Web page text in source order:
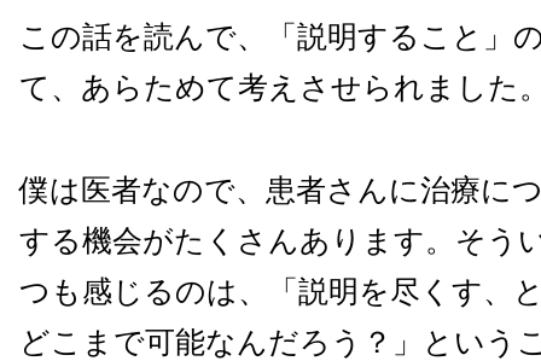
この話を読んで、「説明すること」
て、あらためて考えさせられました
僕は医者なので、患者さんに治療に
する機会がたくさんあります。そう
つも感じるのは、「説明を尽くす、
どこまで可能なんだろう？」という